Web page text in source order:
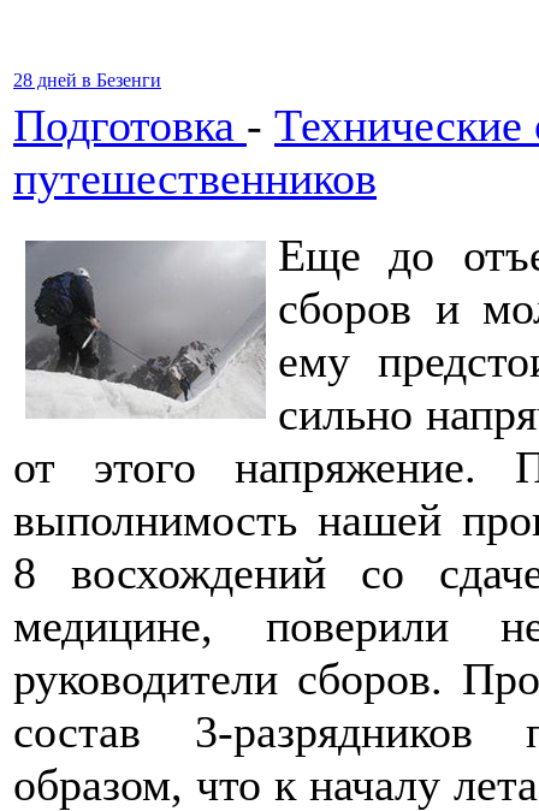
28 дней в Безенги
Подготовка -
путешественников
Еще до
сборов и
ему
сильно
от этого напряжение.
выполнимость нашей
8 восхождений со
медицине, поверили
руководители сборов.
состав 3-
образом, что к началу